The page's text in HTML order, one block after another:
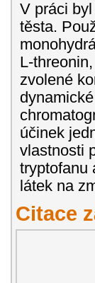
V práci
těsta.
L-
zvolené
účinek
vlastnosti
tryptofanu
látek na
Citace